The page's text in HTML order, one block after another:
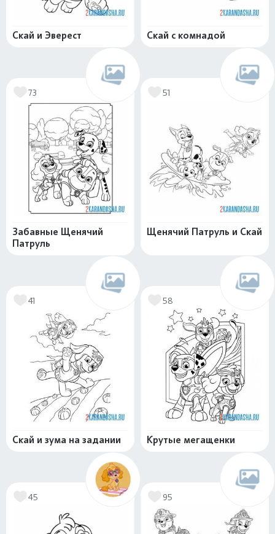
Скай и Эверест Скай с комнадой
73
Забавные Щенячий
Патруль
51
Щенячий Патруль и Скай
41
Скай и зума на задании
58
Крутые мегащенки
45 95